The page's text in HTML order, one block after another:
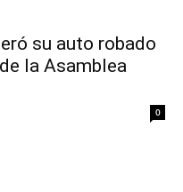
su auto robado
la Asamblea
0